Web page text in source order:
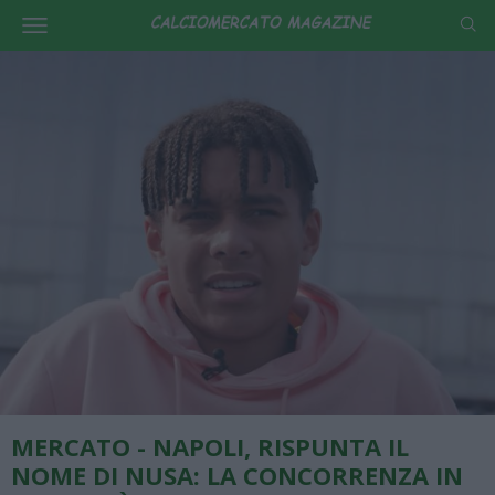
MERCATO - NAPOLI, RISPUNTA IL
NOME DI NUSA: LA CONCORRENZA IN